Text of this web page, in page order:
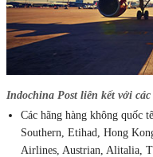
Indochina Post liên kết với
Các hãng hàng không quốc
Southern, Etihad, Hong
Airlines, Austrian, Alitalia,